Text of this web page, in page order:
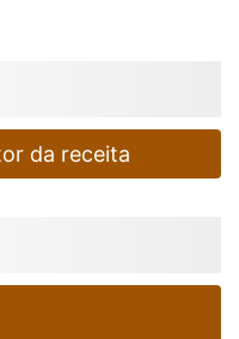
da receita